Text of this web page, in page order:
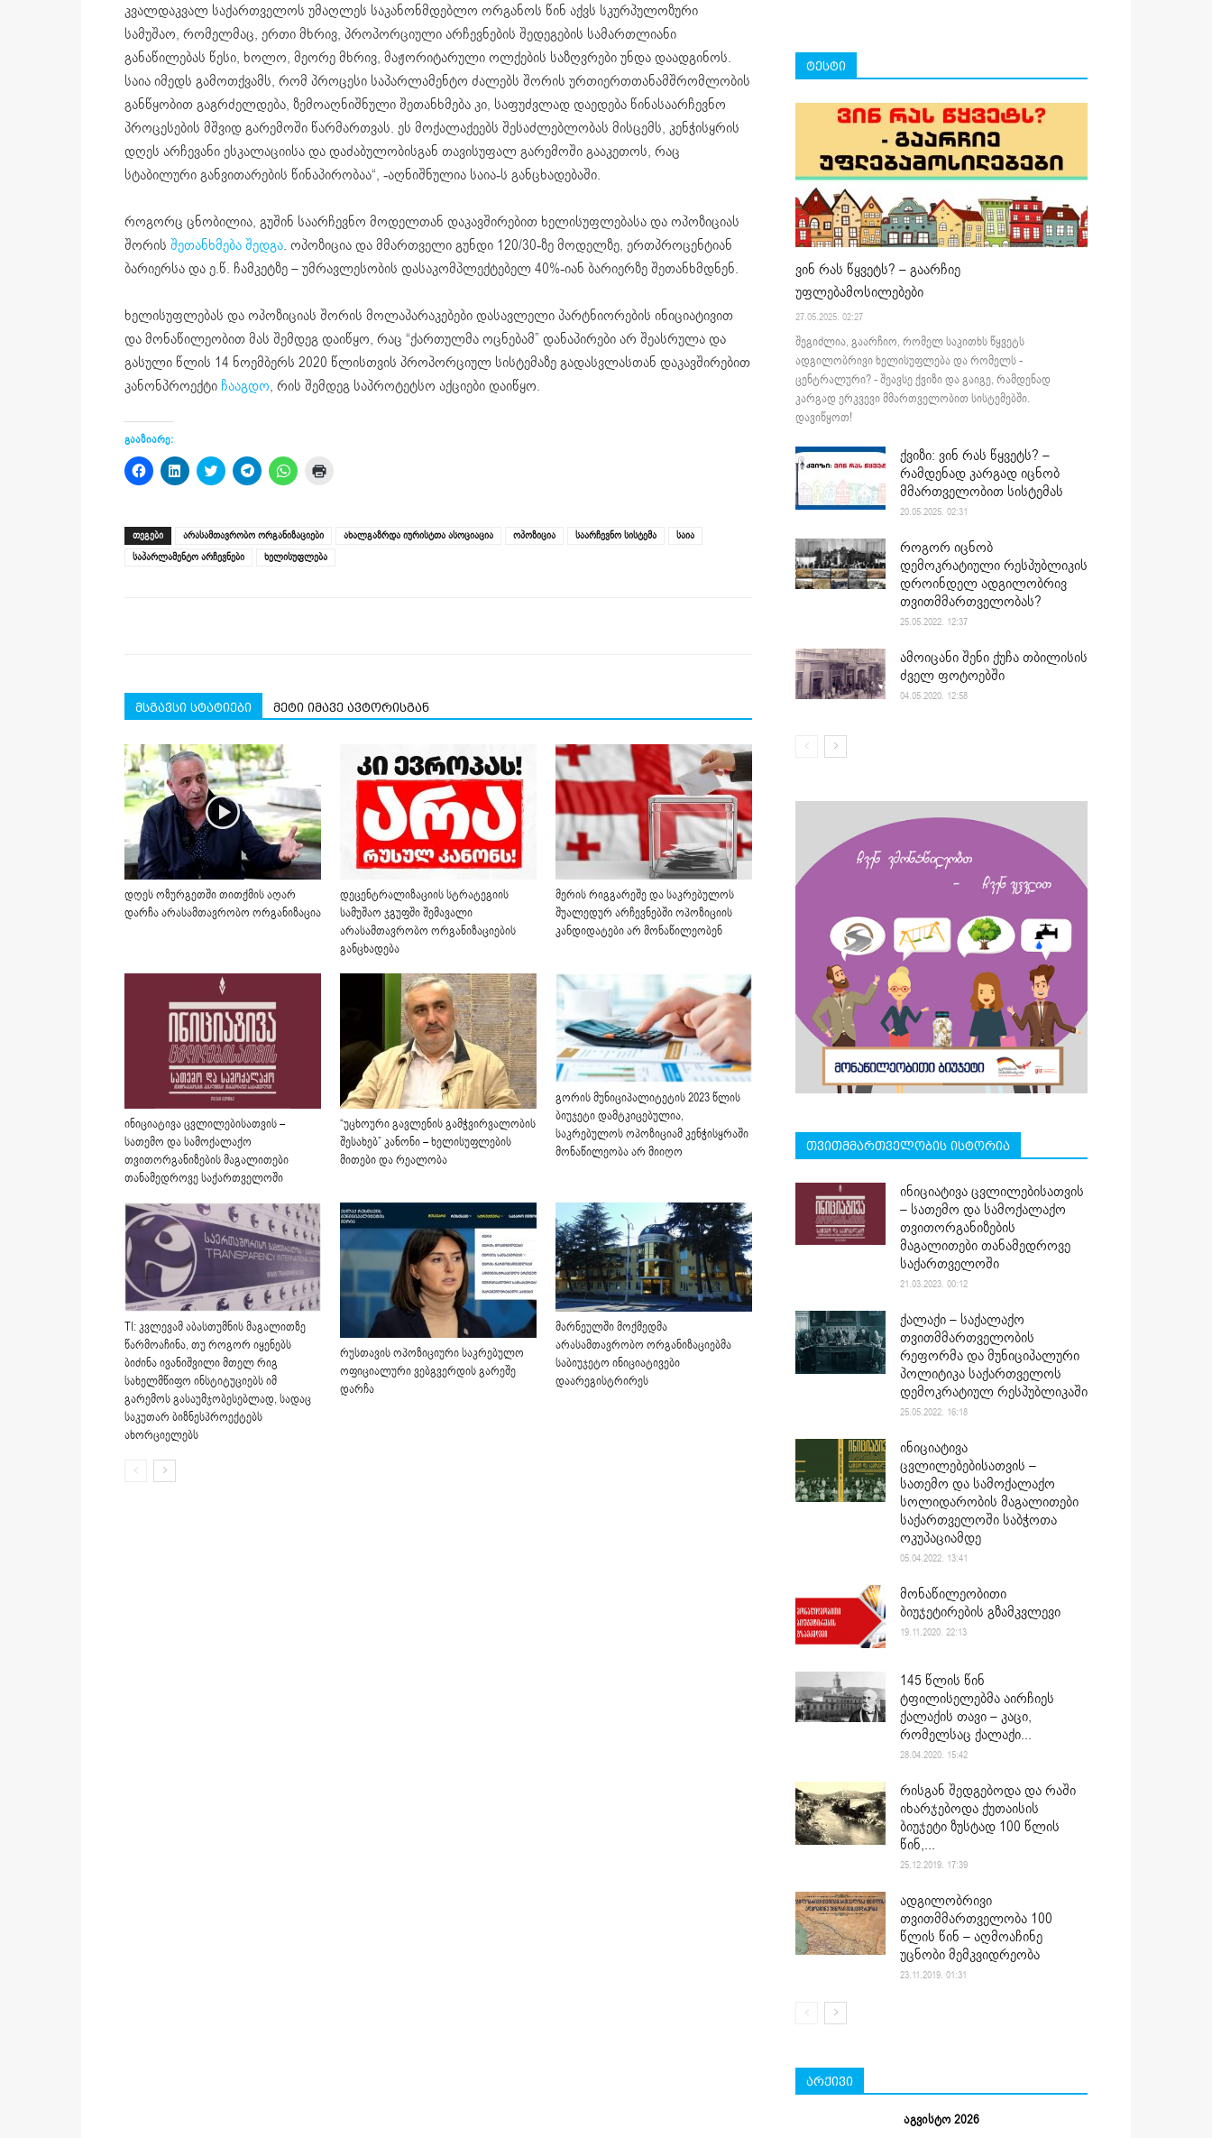
კვალდაკვალ საქართველოს უმაღლეს საკანონმდებლო ორგანოს წინ აქვს სკურპულოზური
სამუშაო, რომელმაც, ერთი მხრივ, პროპორციული არჩევნების შედეგების სამართლიანი
განაწილებას წესი, ხოლო, მეორე მხრივ, მაჟორიტარული ოლქების საზღვრები უნდა დაადგინოს.
საია იმედს გამოთქვამს, რომ პროცესი საპარლამენტო ძალებს შორის ურთიერთთანამშრომლობის
განწყობით გაგრძელდება, ზემოაღნიშნული შეთანხმება კი, საფუძვლად დაედება წინასაარჩევნო
პროცესების მშვიდ გარემოში წარმართვას. ეს მოქალაქეებს შესაძლებლობას მისცემს, კენჭისყრის
დღეს არჩევანი ესკალაციისა და დაძაბულობისგან თავისუფალ გარემოში გააკეთოს, რაც
სტაბილური განვითარების წინაპირობაა“, -აღნიშნულია საია-ს განცხადებაში.
როგორც ცნობილია, გუშინ საარჩევნო მოდელთან დაკავშირებით ხელისუფლებასა და ოპოზიციას
შორის შეთანხმება შედგა. ოპოზიცია და მმართველი გუნდი 120/30-ზე მოდელზე, ერთპროცენტიან
ბარიერსა და ე.წ. ჩამკეტზე – უმრავლესობის დასაკომპლექტებელ 40%-იან ბარიერზე შეთანხმდნენ.
ხელისუფლებას და ოპოზიციას შორის მოლაპარაკებები დასავლელი პარტნიორების ინიციატივით
და მონაწილეობით მას შემდეგ დაიწყო, რაც “ქართულმა ოცნებამ” დანაპირები არ შეასრულა და
გასული წლის 14 ნოემბერს 2020 წლისთვის პროპორციულ სისტემაზე გადასვლასთან დაკავშირებით
კანონპროექტი ჩააგდო, რის შემდეგ საპროტეტსო აქციები დაიწყო.
გააზიარე:
Click
to
(Opens
in
new
window)
Click
to
(Opens
in
new
window)
Click
to
(Opens
in
new
window)
Click
to
(Opens
in
new
window)
Click
to
(Opens
in
new
window)
new
window)
ᲗᲔᲒᲔᲑᲘ არასამთავრობო ორგანიზაციები ახალგაზრდა იურისტთა ასოციაცია ოპოზიცია საარჩევნო სისტემა
საია
საპარლამენტო არჩევნები
ხელისუფლება
მსგავსი სტატიები მეტი იმავე ავტორისგან
დღეს ოზურგეთში თითქმის აღარ
დარჩა არასამთავრობო ორგანიზაცია
დეცენტრალიზაციის სტრატეგიის
სამუშაო ჯგუფში შემავალი
არასამთავრობო ორგანიზაციების
განცხადება
მერის რიგგარეშე და საკრებულოს
შუალედურ არჩევნებში ოპოზიციის
კანდიდატები არ მონაწილეობენ
ინიციატივა ცვლილებისათვის –
სათემო და სამოქალაქო
თვითორგანიზების მაგალითები
თანამედროვე საქართველოში
“უცხოური გავლენის გამჭვირვალობის
შესახებ” კანონი – ხელისუფლების
მითები და რეალობა
გორის მუნიციპალიტეტის 2023 წლის
ბიუჯეტი დამტკიცებულია,
საკრებულოს ოპოზიციამ კენჭისყრაში
მონაწილეობა არ მიიღო
TI: კვლევამ აბასთუმნის მაგალითზე
წარმოაჩინა, თუ როგორ იყენებს
ბიძინა ივანიშვილი მთელ რიგ
სახელმწიფო ინსტიტუციებს იმ
გარემოს გასაუმჯობესებლად, სადაც
საკუთარ ბიზნესპროექტებს
ახორციელებს
რუსთავის ოპოზიციური საკრებულო
ოფიციალური ვებგვერდის გარეშე
დარჩა
მარნეულში მოქმედმა
არასამთავრობო ორგანიზაციებმა
საბიუჯეტო ინიციატივები
დაარეგისტრირეს
ტესტი
ვინ რას წყვეტს? – გაარჩიე
უფლებამოსილებები
27.05.2025. 02:27
შეგიძლია, გაარჩიო, რომელ საკითხს წყვეტს
ადგილობრივი ხელისუფლება და რომელს -
ცენტრალური? - შეავსე ქვიზი და გაიგე, რამდენად
კარგად ერკვევი მმართველობით სისტემებში.
დავიწყოთ!
ქვიზი: ვინ რას წყვეტს? –
რამდენად კარგად იცნობ
მმართველობით სისტემას
20.05.2025. 02:31
როგორ იცნობ
დემოკრატიული რესპუბლიკის
დროინდელ ადგილობრივ
თვითმმართველობას?
25.05.2022. 12:37
ამოიცანი შენი ქუჩა თბილისის
ძველ ფოტოებში
04.05.2020. 12:58
თვითმმართველობის ისტორია
ინიციატივა ცვლილებისათვის
– სათემო და სამოქალაქო
თვითორგანიზების
მაგალითები თანამედროვე
საქართველოში
21.03.2023. 00:12
ქალაქი – საქალაქო
თვითმმართველობის
რეფორმა და მუნიციპალური
პოლიტიკა საქართველოს
დემოკრატიულ რესპუბლიკაში
25.05.2022. 16:18
ინიციატივა
ცვლილებებისათვის –
სათემო და სამოქალაქო
სოლიდარობის მაგალითები
საქართველოში საბჭოთა
ოკუპაციამდე
05.04.2022. 13:41
მონაწილეობითი
ბიუჯეტირების გზამკვლევი
19.11.2020. 22:13
145 წლის წინ
ტფილისელებმა აირჩიეს
ქალაქის თავი – კაცი,
რომელსაც ქალაქი...
28.04.2020. 15:42
რისგან შედგებოდა და რაში
იხარჯებოდა ქუთაისის
ბიუჯეტი ზუსტად 100 წლის
წინ,...
25.12.2019. 17:39
ადგილობრივი
თვითმმართველობა 100
წლის წინ – აღმოაჩინე
უცნობი მემკვიდრეობა
23.11.2019. 01:31
არქივი
აგვისტო 2026